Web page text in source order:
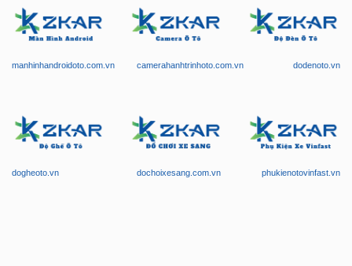
manhinhandroidoto.com.vn camerahanhtrinhoto.com.vn dodenoto.vn
dogheoto.vn dochoixesang.com.vn phukienotovinfast.vn